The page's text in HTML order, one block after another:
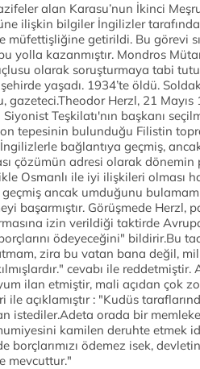
alan Karasu’nun İkinci
ilişkin bilgiler İngilizler
müfettişliğine getirildi. Bu görevi
yolla kazanmıştır. Mondros
olarak soruşturmaya tabi
yaşadı. 1934’te öldü.
Herzl, 21 Mayıs
Teşkilatı'nın başkanı
tepesinin bulunduğu Filistin
bağlantıya geçmiş,
çözümün adresi olarak dönemin
Osmanlı ile iyi ilişkileri olması
ancak umduğunu
başarmıştır. Görüşmede Herzl,
izin verildiği taktirde
ödeyeceğini" bildirir.Bu
zira bu vatan bana değil,
cevabı ile
ilan etmiştir, mali açıdan çok
açıklamıştır : "Kudüs
istediler.Adeta orada bir
kamilen deruhte etmek
ödemez isek,
mevcuttur."